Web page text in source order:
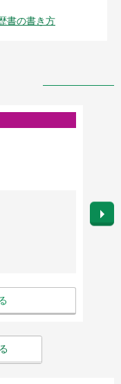
書の書き方
勤務
英語
給